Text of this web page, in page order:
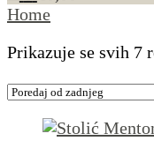
Home
Prikazuje se svih 7